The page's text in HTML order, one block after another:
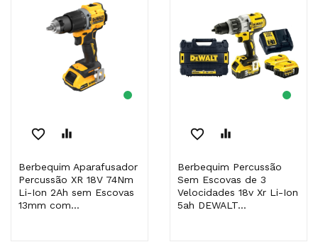
favorite_border equalizer
Berbequim Aparafusador
Percussão XR 18V 74Nm
Li-Ion 2Ah sem Escovas
13mm com...
favorite_border equalizer
Berbequim Percussão
Sem Escovas de 3
Velocidades 18v Xr Li-Ion
5ah DEWALT...